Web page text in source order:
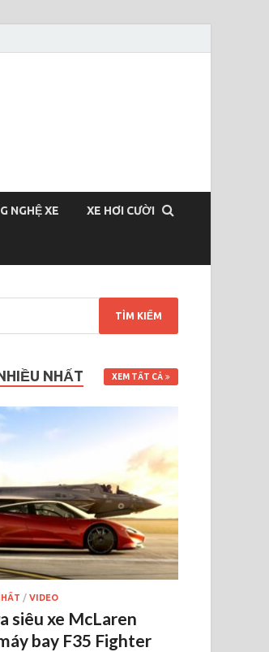
NGHỆ XE XE HƠI CƯỜI
NHẤT XEM TẤT CẢ
/VIDEO
siêu xe McLaren
bay F35 Fighter